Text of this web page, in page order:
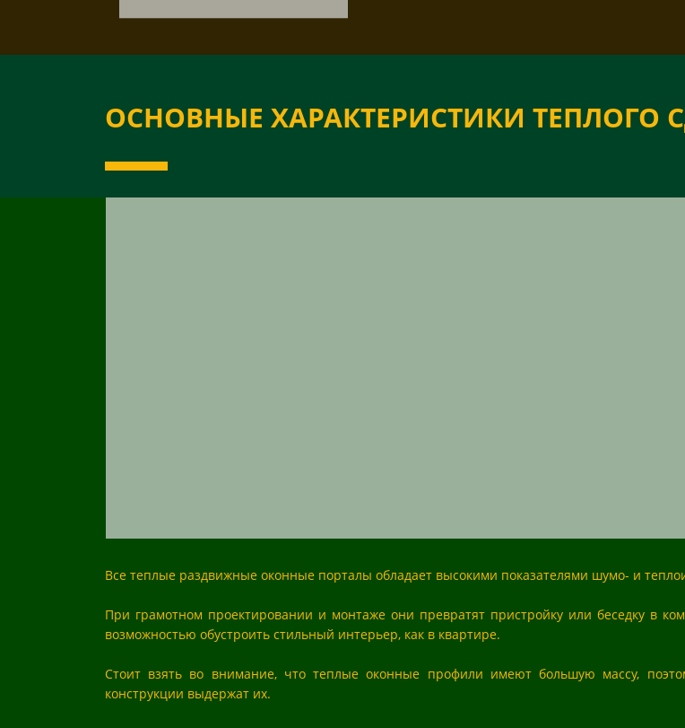
ОСНОВНЫЕ ХАРАКТЕРИСТИКИ ТЕПЛОГО
Все теплые раздвижные оконные порталы обладает высокими показателями шумо- и
При грамотном проектировании и монтаже они превратят пристройку или беседку в
возможностью обустроить стильный интерьер, как в квартире.
Стоит взять во внимание, что теплые оконные профили имеют большую массу,
конструкции выдержат их.